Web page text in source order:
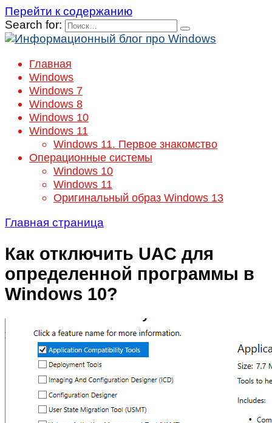
Перейти к содержанию
Search for:
Главная
Windows
Windows 7
Windows 8
Windows 10
Windows 11
Windows 11. Первое знакомство
Операционные системы
Windows 10
Windows 11
Оригинальный образ Windows 13
Главная страница
Как отключить UAC для
определенной программы в
Windows 10?